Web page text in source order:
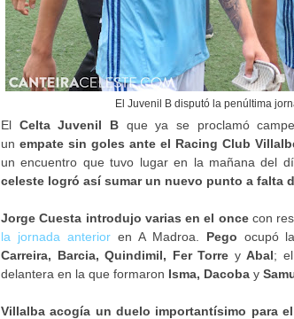
El Juvenil B disputó la penúltima
El Celta Juvenil B que ya se proclamó
un empate sin goles ante el Racing Club
un encuentro que tuvo lugar en la mañana del
celeste logró así sumar un nuevo punto a falta
Jorge Cuesta introdujo varias en el oncecon
la jornada anterioren A Madroa. Pego ocupó
Carreira, Barcia, Quindimil, Fer Torre y Abal;
delantera en la que formaron Isma, Dacoba y
Villalba acogía un duelo importantísimo para